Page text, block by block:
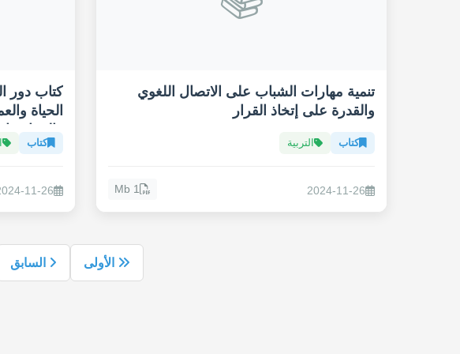
تنمية مهارات الشباب على الاتصال اللغوي
والقدرة على إتخاذ القرار
كتاب التربية
2024-11-26
1 Mb
كتاب دور
الحياة
كتاب
11-26
الأولى السابق